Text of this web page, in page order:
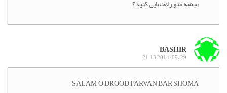
میشه منو راهنمایی کنید؟
BASHIR
2014/09/29 21:13
SALAM, O DROOD FARVAN BAR SHOMA